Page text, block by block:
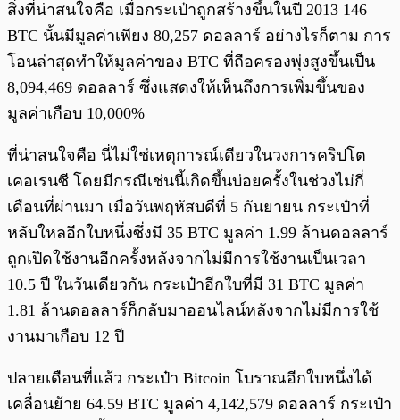
สิ่งที่น่าสนใจคือ เมื่อกระเป๋าถูกสร้างขึ้นในปี 2013 146
BTC นั้นมีมูลค่าเพียง 80,257 ดอลลาร์ อย่างไรก็ตาม การ
โอนล่าสุดทำให้มูลค่าของ BTC ที่ถือครองพุ่งสูงขึ้นเป็น
8,094,469 ดอลลาร์ ซึ่งแสดงให้เห็นถึงการเพิ่มขึ้นของ
มูลค่าเกือบ 10,000%
ที่น่าสนใจคือ นี่ไม่ใช่เหตุการณ์เดียวในวงการคริปโต
เคอเรนซี โดยมีกรณีเช่นนี้เกิดขึ้นบ่อยครั้งในช่วงไม่กี่
เดือนที่ผ่านมา เมื่อวันพฤหัสบดีที่ 5 กันยายน กระเป๋าที่
หลับใหลอีกใบหนึ่งซึ่งมี 35 BTC มูลค่า 1.99 ล้านดอลลาร์
ถูกเปิดใช้งานอีกครั้งหลังจากไม่มีการใช้งานเป็นเวลา
10.5 ปี ในวันเดียวกัน กระเป๋าอีกใบที่มี 31 BTC มูลค่า
1.81 ล้านดอลลาร์ก็กลับมาออนไลน์หลังจากไม่มีการใช้
งานมาเกือบ 12 ปี
ปลายเดือนที่แล้ว กระเป๋า Bitcoin โบราณอีกใบหนึ่งได้
เคลื่อนย้าย 64.59 BTC มูลค่า 4,142,579 ดอลลาร์ กระเป๋า